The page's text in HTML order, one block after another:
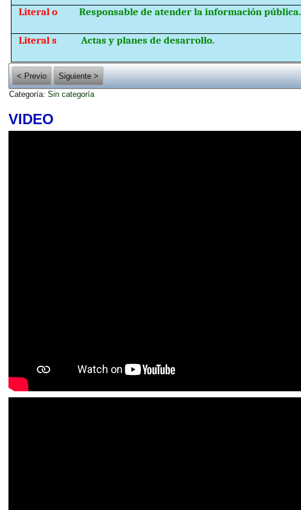
Literal oResponsable de atender la información pública.
Literal sActas y planes de desarrollo.
< Previo
Siguiente >
Categoría: Sin categoría
VIDEO